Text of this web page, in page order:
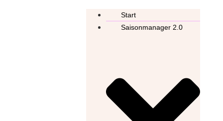
Start
Saisonmanager 2.0